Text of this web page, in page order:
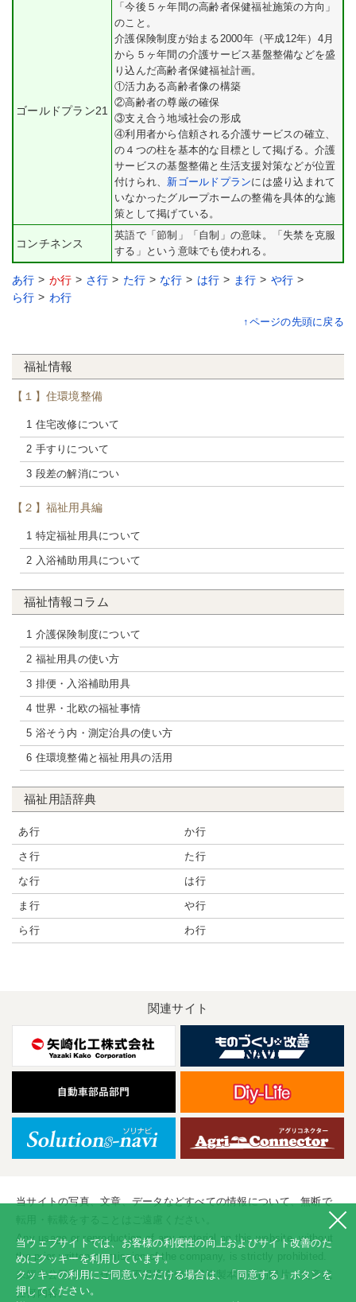
ゴールドプラン21
「今後５ヶ年間の高齢者保健福祉施策の方向」
のこと。
介護保険制度が始まる2000年（平成12年）4月
から５ヶ年間の介護サービス基盤整備などを盛
り込んだ高齢者保健福祉計画。
①活力ある高齢者像の構築
②高齢者の尊厳の確保
③支え合う地域社会の形成
④利用者から信頼される介護サービスの確立、
の４つの柱を基本的な目標として掲げる。介護
サービスの基盤整備と生活支援対策などが位置
付けられ、 新ゴールドプランには盛り込まれて
いなかったグループホームの整備を具体的な施
策として掲げている。
コンチネンス
英語で「節制」「自制」の意味。「失禁を克服
する」という意味でも使われる。
あ行 か行 さ行 た行 な行 は行 ま行
や行
ら行
わ行
↑ページの先頭に戻る
福祉情報
【１】住環境整備
1 住宅改修について
2 手すりについて
3 段差の解消につい
【２】福祉用具編
1 特定福祉用具について
2 入浴補助用具について
福祉情報コラム
1 介護保険制度について
2 福祉用具の使い方
3 排便・入浴補助用具
4 世界・北欧の福祉事情
5 浴そう内・測定治具の使い方
6 住環境整備と福祉用具の活用
福祉用語辞典
あ行 か行
さ行 た行
な行 は行
ま行 や行
ら行 わ行
関連サイト
当サイトの写真、文章、データなどすべての情報について、無断で
Any usage or reproduction of any material on this website, without
the prior written permission of the company, is strictly prohibited.
未經本公司許可、任何人不得擅自使用或複製本網站的圖片、文章或
任何内容。
当ウェブサイトでは、お客様の利便性の向上およびサイト改善のた
めにクッキーを利用しています。
クッキーの利用にご同意いただける場合は、「同意する」ボタンを
押してください。